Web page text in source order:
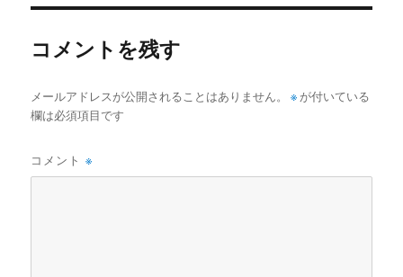
コメントを残す
メールアドレスが公開されることはありません。 ※ が付いている
欄は必須項目です
コメント※